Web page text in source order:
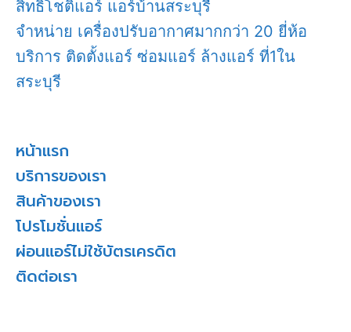
สิทธิโชติแอร์ แอร์บ้านสระบุรี
จำหน่าย เครื่องปรับอากาศมากกว่า 20 ยี่ห้อ
บริการ ติดตั้งแอร์ ซ่อมแอร์ ล้างแอร์ ที่1ใน
สระบุรี
หน้าแรก
บริการของเรา
สินค้าของเรา
โปรโมชั่นแอร์
ผ่อนแอร์ไม่ใช้บัตรเครดิต
ติดต่อเรา